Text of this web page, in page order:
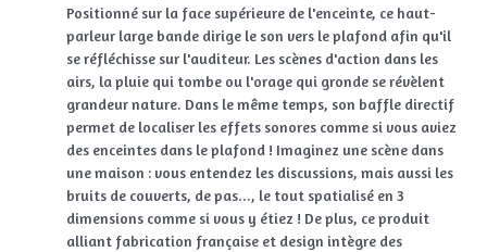
Positionné sur la face supérieure de l'enceinte, ce haut-
parleur large bande dirige le son vers le plafond afin qu'il
se réfléchisse sur l'auditeur. Les scènes d'action dans les
airs, la pluie qui tombe ou l'orage qui gronde se révèlent
grandeur nature. Dans le même temps, son baffle directif
permet de localiser les effets sonores comme si vous aviez
des enceintes dans le plafond ! Imaginez une scène dans
une maison : vous entendez les discussions, mais aussi les
bruits de couverts, de pas..., le tout spatialisé en 3
dimensions comme si vous y étiez ! De plus, ce produit
alliant fabrication française et design intègre des